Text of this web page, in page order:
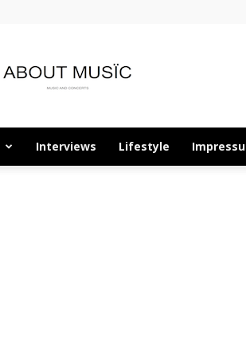
About
Interviews Lifestyle